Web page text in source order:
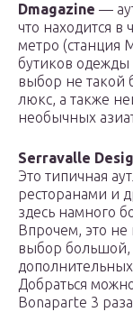
Dmagazine —
что находится в
метро (станция
бутиков одежды
выбор не такой
люкс, а также
необычных
Serravalle
Это типичная
ресторанами и
здесь намного
Впрочем, это не
выбор большой,
Добраться
Bonaparte 3